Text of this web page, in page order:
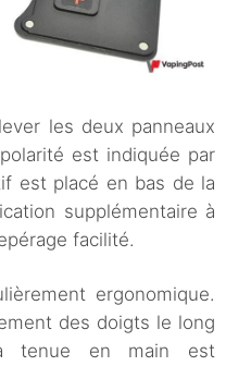
les deux panneaux
est indiquée par
est placé en bas de la
supplémentaire à
facilité.
ergonomique.
des doigts le long
tenue en main est